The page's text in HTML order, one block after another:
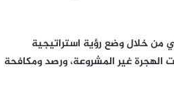
من خلال وضع رؤية استراتيجية
الهجرة غير المشروعة، ورصد ومكافحة